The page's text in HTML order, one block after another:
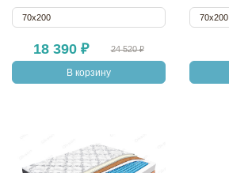
18 390 ₽ 24 520 ₽
70х200
В корзину
70х200